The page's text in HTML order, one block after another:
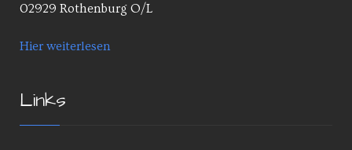
02929 Rothenburg O/L
Hier weiterlesen
Links